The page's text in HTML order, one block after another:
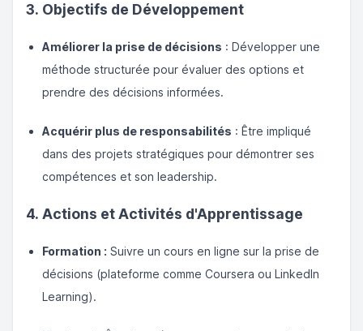
3. Objectifs de Développement
Améliorer la prise de décisions : Développer une
méthode structurée pour évaluer des options et
prendre des décisions informées.
Acquérir plus de responsabilités : Être impliqué
dans des projets stratégiques pour démontrer ses
compétences et son leadership.
4. Actions et Activités d'Apprentissage
Formation : Suivre un cours en ligne sur la prise de
décisions (plateforme comme Coursera ou LinkedIn
Learning).